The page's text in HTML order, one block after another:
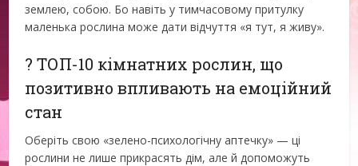
землею, собою. Бо навіть у тимчасовому притулку
маленька рослина може дати відчуття «я тут, я живу».
? ТОП-10 кімнатних рослин, що
позитивно впливають на емоційний
стан
Оберіть свою «зелено-психологічну аптечку» — ці
рослини не лише прикрасять дім, але й допоможуть